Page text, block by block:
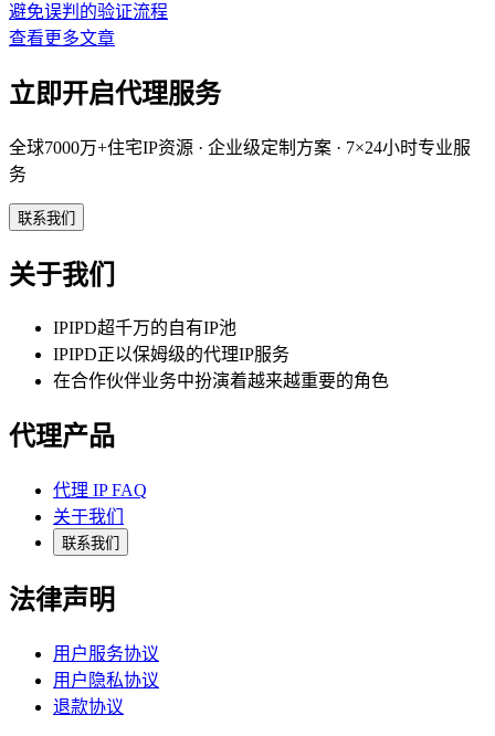
避免误判的验证流程
查看更多文章
立即开启代理服务
全球7000万+住宅IP资源 · 企业级定制方案 · 7×24小时专业服
务
联系我们
关于我们
IPIPD超千万的自有IP池
IPIPD正以保姆级的代理IP服务
在合作伙伴业务中扮演着越来越重要的角色
代理产品
代理 IP FAQ
关于我们
联系我们
法律声明
用户服务协议
用户隐私协议
退款协议